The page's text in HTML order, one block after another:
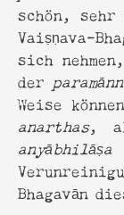
schön,
Vaiṣṇava-
sich
der
Weise
anarthas,
anyābhilāṣa
Bhagavān